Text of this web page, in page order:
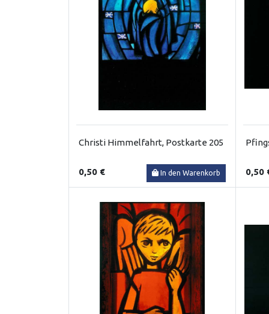
Christi Himmelfahrt, Postkarte 205
0,50 € In den Warenkorb 0,50